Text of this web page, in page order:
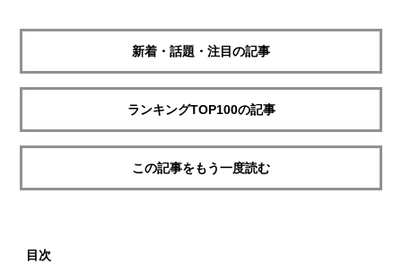
新着・話題・注目の記事
ランキングTOP100の記事
この記事をもう一度読む
目次